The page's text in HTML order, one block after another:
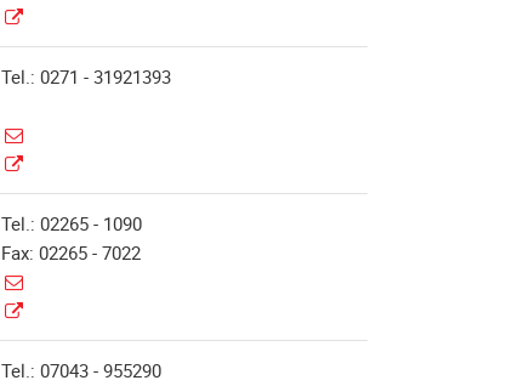
Tel.: 0271 - 31921393
Tel.: 02265 - 1090
Fax: 02265 - 7022
Tel.: 07043 - 955290